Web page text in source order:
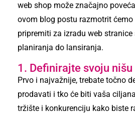
web shop može značajno
ovom blog postu razmotrit ćemo
pripremiti za izradu web stranice
planiranja do lansiranja.
1. Definirajte svoju
Prvo i najvažnije, trebate točno
prodavati i tko će biti vaša
tržište i konkurenciju kako biste